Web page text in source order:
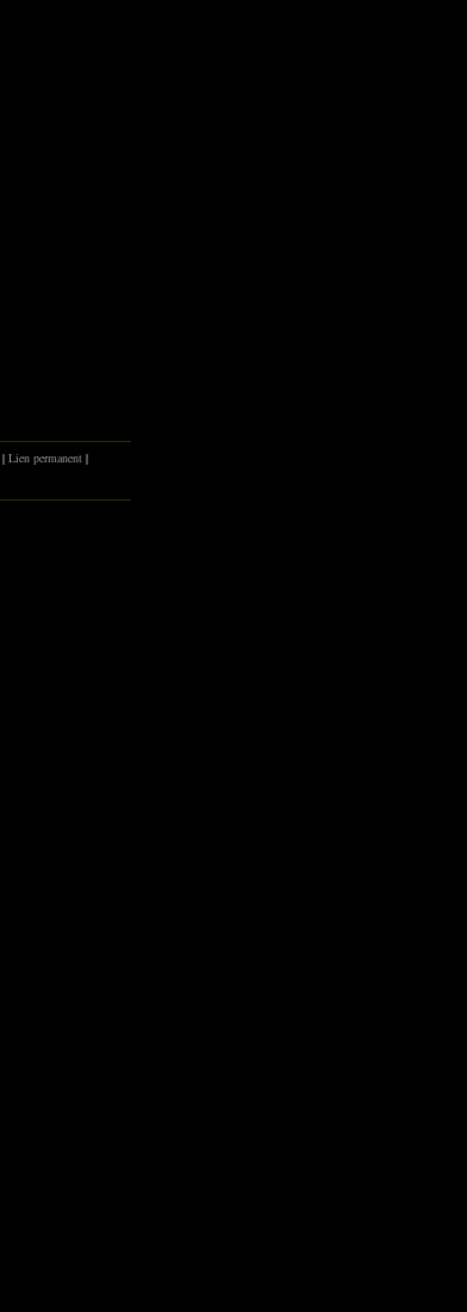
| Lien permanent |